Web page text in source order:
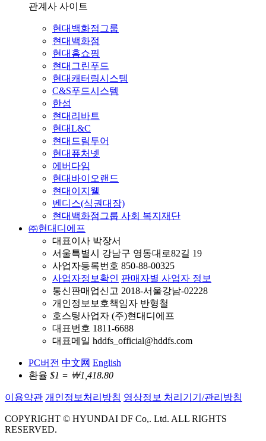
관계사 사이트
현대백화점그룹
현대백화점
현대홈쇼핑
현대그린푸드
현대캐터링시스템
C&S푸드시스템
한섬
현대리바트
현대L&C
현대드림투어
현대퓨처넷
에버다임
현대바이오랜드
현대이지웰
벤디스(식권대장)
현대백화점그룹 사회 복지재단
㈜현대디에프
대표이사 박장서
서울특별시 강남구 영동대로82길 19
사업자등록번호 850-88-00325
사업자정보확인 판매자별 사업자 정보
통신판매업신고 2018-서울강남-02228
개인정보보호책임자 반형철
호스팅사업자 (주)현대디에프
대표번호 1811-6688
대표메일 hddfs_official@hddfs.com
PC버전 中文网 English
환율 $1 = ￦1,418.80
이용약관 개인정보처리방침 영상정보 처리기기/관리방침
COPYRIGHT © HYUNDAI DF Co,. Ltd. ALL RIGHTS
RESERVED.